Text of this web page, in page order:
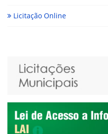
Licitação Online